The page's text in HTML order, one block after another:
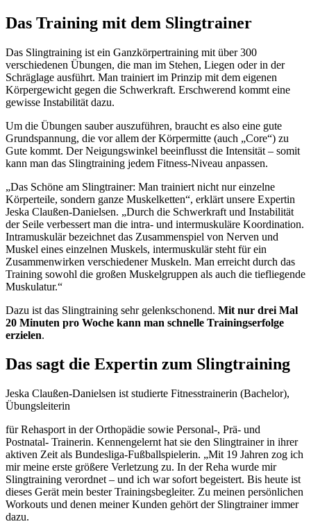
Das Training mit dem Slingtrainer
Das Slingtraining ist ein Ganzkörpertraining mit über 300
verschiedenen Übungen, die man im Stehen, Liegen oder in der
Schräglage ausführt. Man trainiert im Prinzip mit dem eigenen
Körpergewicht gegen die Schwerkraft. Erschwerend kommt eine
gewisse Instabilität dazu.
Um die Übungen sauber auszuführen, braucht es also eine gute
Grundspannung, die vor allem der Körpermitte (auch „Core“) zu
Gute kommt. Der Neigungswinkel beeinflusst die Intensität – somit
kann man das Slingtraining jedem Fitness-Niveau anpassen.
„Das Schöne am Slingtrainer: Man trainiert nicht nur einzelne
Körperteile, sondern ganze Muskelketten“, erklärt unsere Expertin
Jeska Claußen-Danielsen. „Durch die Schwerkraft und Instabilität
der Seile verbessert man die intra- und intermuskuläre Koordination.
Intramuskulär bezeichnet das Zusammenspiel von Nerven und
Muskel eines einzelnen Muskels, intermuskulär steht für ein
Zusammenwirken verschiedener Muskeln. Man erreicht durch das
Training sowohl die großen Muskelgruppen als auch die tiefliegende
Muskulatur.“
Dazu ist das Slingtraining sehr gelenkschonend. Mit nur drei Mal
20 Minuten pro Woche kann man schnelle Trainingserfolge
erzielen.
Das sagt die Expertin zum Slingtraining
Jeska Claußen-Danielsen ist studierte Fitnesstrainerin (Bachelor),
Übungsleiterin
für Rehasport in der Orthopädie sowie Personal-, Prä- und
Postnatal- Trainerin. Kennengelernt hat sie den Slingtrainer in ihrer
aktiven Zeit als Bundesliga-Fußballspielerin. „Mit 19 Jahren zog ich
mir meine erste größere Verletzung zu. In der Reha wurde mir
Slingtraining verordnet – und ich war sofort begeistert. Bis heute ist
dieses Gerät mein bester Trainingsbegleiter. Zu meinen persönlichen
Workouts und denen meiner Kunden gehört der Slingtrainer immer
dazu.